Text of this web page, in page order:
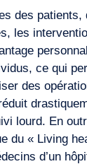
Nous
des patients,
les
ce qui
des
lourd. En
du « Living
d’un